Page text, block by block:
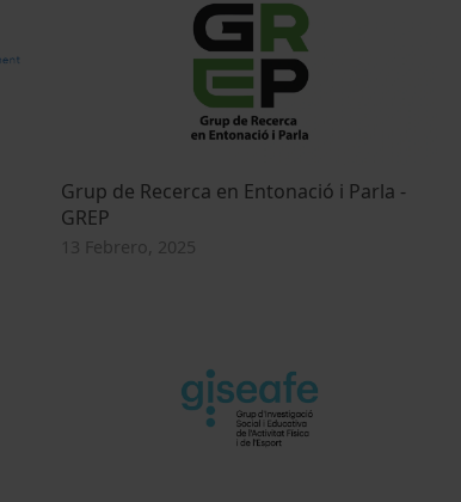
Grup de Recerca en Entonació i Parla -
GREP
13 Febrero, 2025